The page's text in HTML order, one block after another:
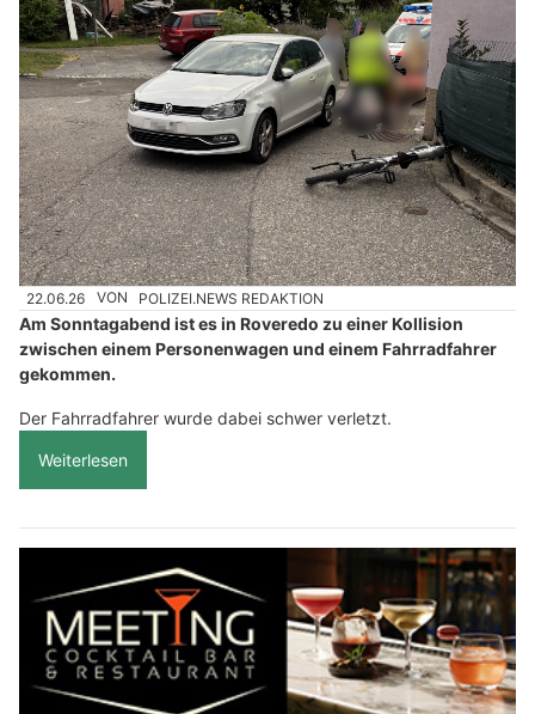
22.06.26 VON POLIZEI.NEWS REDAKTION
Am Sonntagabend ist es in Roveredo zu einer Kollision
zwischen einem Personenwagen und einem Fahrradfahrer
gekommen.
Der Fahrradfahrer wurde dabei schwer verletzt.
Weiterlesen